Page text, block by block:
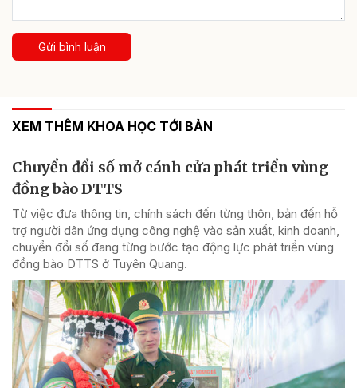
Gửi bình luận
XEM THÊM KHOA HỌC TỚI BẢN
Chuyển đổi số mở cánh cửa phát triển vùng
đồng bào DTTS
Từ việc đưa thông tin, chính sách đến từng thôn, bản đến hỗ
trợ người dân ứng dụng công nghệ vào sản xuất, kinh doanh,
chuyển đổi số đang từng bước tạo động lực phát triển vùng
đồng bào DTTS ở Tuyên Quang.